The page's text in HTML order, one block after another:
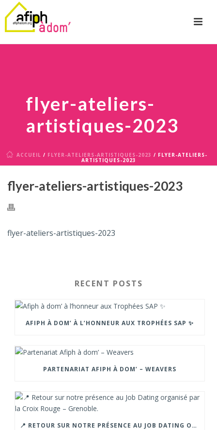
flyer-ateliers-
artistiques-2023
ACCUEIL / FLYER-ATELIERS-ARTISTIQUES-2023 / FLYER-ATELIERS-
ARTISTIQUES-2023
flyer-ateliers-artistiques-2023
flyer-ateliers-artistiques-2023
RECENT POSTS
AFIPH À DOM’ À L’HONNEUR AUX TROPHÉES SAP ✨
PARTENARIAT AFIPH À DOM’ – WEAVERS
📍 RETOUR SUR NOTRE PRÉSENCE AU JOB DATING ORGANISÉ PAR LA CROIX ROUGE – GRENOBLE.